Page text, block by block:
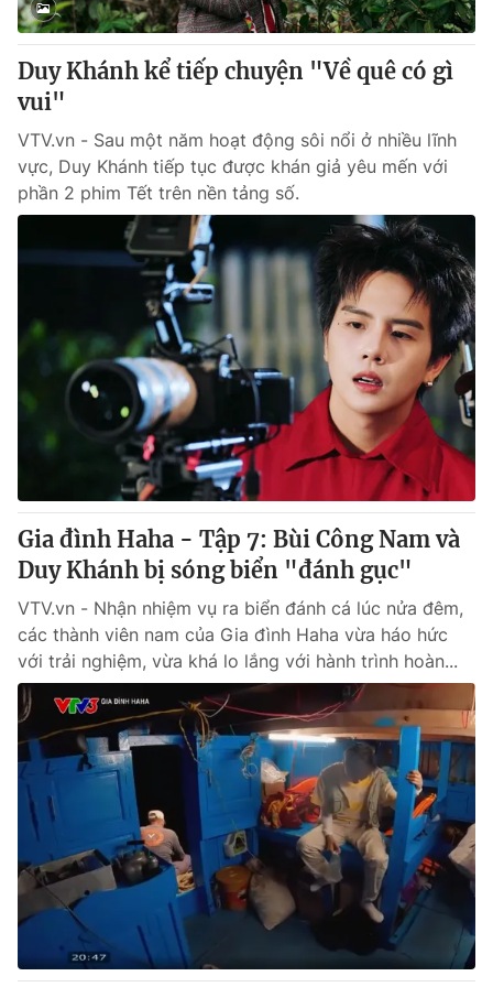
® Cấm sao chép dưới mọi hình thức nếu không có sự chấp
thuận bằng văn bản. Ghi rõ nguồn VTV.vn khi phát hành lại
thông tin từ website này.
Duy Khánh kể tiếp chuyện "Về quê có gì
vui"
VTV.vn - Sau một năm hoạt động sôi nổi ở nhiều lĩnh
vực, Duy Khánh tiếp tục được khán giả yêu mến với
phần 2 phim Tết trên nền tảng số.
Gia đình Haha - Tập 7: Bùi Công Nam và
Duy Khánh bị sóng biển "đánh gục"
VTV.vn - Nhận nhiệm vụ ra biển đánh cá lúc nửa đêm,
các thành viên nam của Gia đình Haha vừa háo hức
với trải nghiệm, vừa khá lo lắng với hành trình hoàn...